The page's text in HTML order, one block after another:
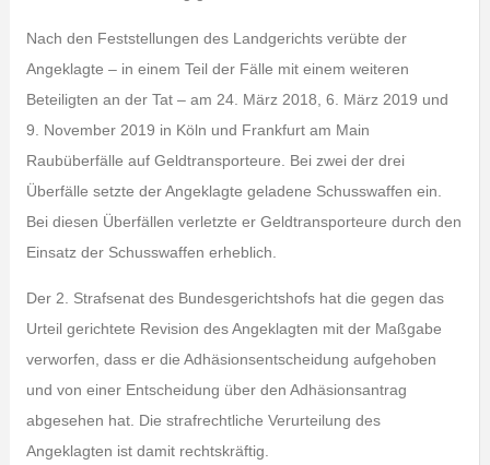
Nach den Feststellungen des Landgerichts verübte der
Angeklagte – in einem Teil der Fälle mit einem weiteren
Beteiligten an der Tat – am 24. März 2018, 6. März 2019 und
9. November 2019 in Köln und Frankfurt am Main
Raubüberfälle auf Geldtransporteure. Bei zwei der drei
Überfälle setzte der Angeklagte geladene Schusswaffen ein.
Bei diesen Überfällen verletzte er Geldtransporteure durch den
Einsatz der Schusswaffen erheblich.
Der 2. Strafsenat des Bundesgerichtshofs hat die gegen das
Urteil gerichtete Revision des Angeklagten mit der Maßgabe
verworfen, dass er die Adhäsionsentscheidung aufgehoben
und von einer Entscheidung über den Adhäsionsantrag
abgesehen hat. Die strafrechtliche Verurteilung des
Angeklagten ist damit rechtskräftig.